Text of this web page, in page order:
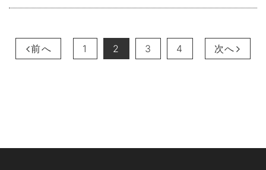
前へ 1 2 3 4 次へ